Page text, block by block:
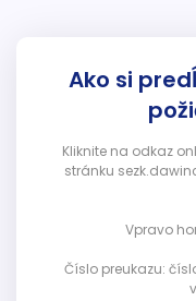
Ako si
Kliknite na odkaz
stránku
Vpravo
Číslo preukazu: